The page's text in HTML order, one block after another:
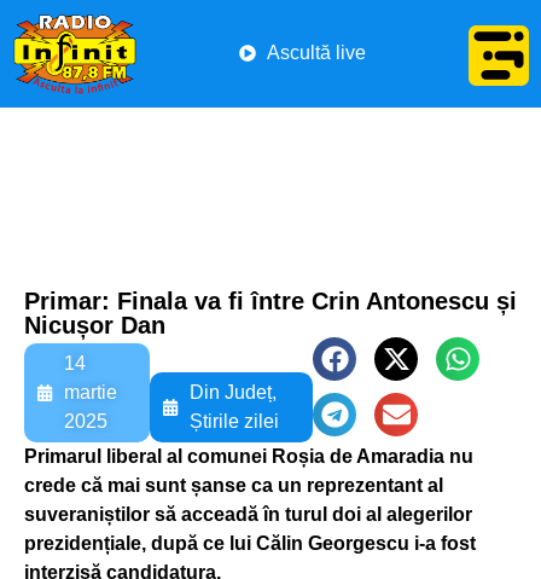
Ascultă live
Primar: Finala va fi între Crin Antonescu și
Nicușor Dan
14
martie
2025
Din Județ,
Știrile zilei
Primarul liberal al comunei Roșia de Amaradia nu
crede că mai sunt șanse ca un reprezentant al
suveraniștilor să acceadă în turul doi al alegerilor
prezidențiale, după ce lui Călin Georgescu i-a fost
interzisă candidatura.